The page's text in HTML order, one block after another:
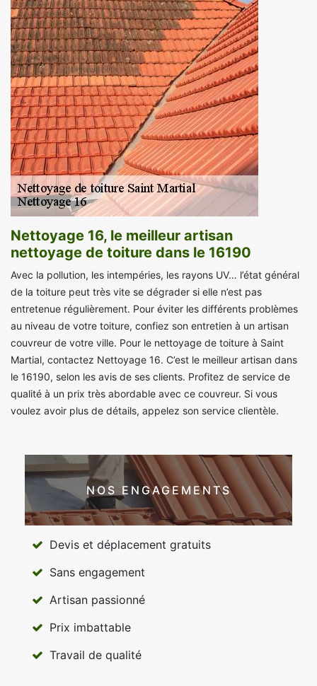
Nettoyage 16, le meilleur artisan
nettoyage de toiture dans le 16190
Avec la pollution, les intempéries, les rayons UV… l’état général
de la toiture peut très vite se dégrader si elle n’est pas
entretenue régulièrement. Pour éviter les différents problèmes
au niveau de votre toiture, confiez son entretien à un artisan
couvreur de votre ville. Pour le nettoyage de toiture à Saint
Martial, contactez Nettoyage 16. C’est le meilleur artisan dans
le 16190, selon les avis de ses clients. Profitez de service de
qualité à un prix très abordable avec ce couvreur. Si vous
voulez avoir plus de détails, appelez son service clientèle.
NOS ENGAGEMENTS
Devis et déplacement gratuits
Sans engagement
Artisan passionné
Prix imbattable
Travail de qualité